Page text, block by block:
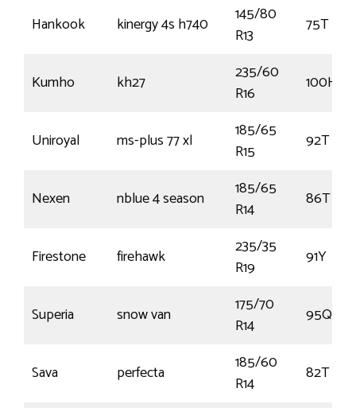
Hankook kinergy 4s h740
145/80
R13
75T
Kumho kh27
235/60
R16
100H
Uniroyal ms-plus 77 xl
185/65
R15
92T
Nexen nblue 4 season
185/65
R14
86T
Firestone firehawk
235/35
R19
91Y
Superia snow van
175/70
R14
95Q
Sava perfecta
185/60
R14
82T